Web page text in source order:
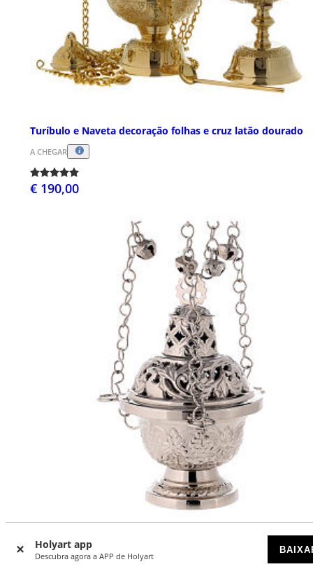
Holyart app
Descubra agora a APP de Holyart
Turíbulo e Naveta decoração folhas e cruz latão dourado
A CHEGAR
€ 190,00
Turíbulo com tampa decorada altura 16 cm
DISPONÍVEL